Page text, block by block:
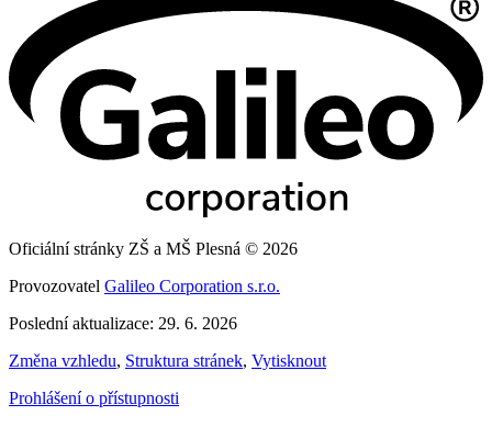
Oficiální stránky ZŠ a MŠ Plesná © 2026
Provozovatel Galileo Corporation s.r.o.
Poslední aktualizace: 29. 6. 2026
Změna vzhledu, Struktura stránek, Vytisknout
Prohlášení o přístupnosti